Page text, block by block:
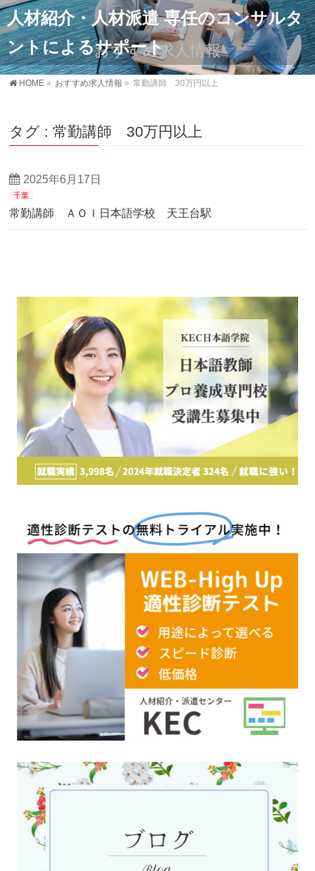
人材紹介・人材派遣 専任のコンサルタ
ントによるサポート
おすすめ求人情報
HOME » おすすめ求人情報 » 常勤講師 30万円以上
タグ : 常勤講師 30万円以上
2025年6月17日
千葉
常勤講師 ＡＯＩ日本語学校 天王台駅